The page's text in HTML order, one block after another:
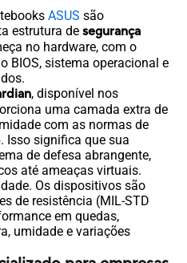
ASUS são
estrutura de segurança
no hardware, com o
BIOS, sistema operacional e
, disponível nos
uma camada extra de
com as normas de
Isso significa que sua
de defesa abrangente,
até ameaças virtuais.
Os dispositivos são
de resistência (MIL-STD
em quedas,
umidade e variações